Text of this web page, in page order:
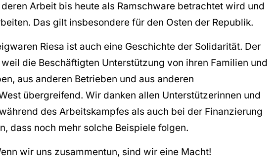
Arbeit bis heute als Ramschware betrachtet wird und
Das gilt insbesondere für den Osten der Republik.
Riesa ist auch eine Geschichte der Solidarität. Der
die Beschäftigten Unterstützung von ihren Familien und
aus anderen Betrieben und aus anderen
übergreifend. Wir danken allen Unterstützerinnen und
des Arbeitskampfes als auch bei der Finanzierung
dass noch mehr solche Beispiele folgen.
wir uns zusammentun, sind wir eine Macht!